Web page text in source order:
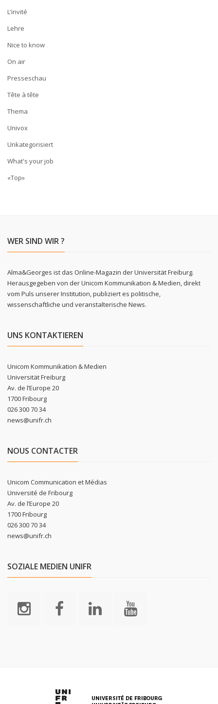
L’invité
Lehre
Nice to know
On air
Presseschau
Tête à tête
Thema
Univox
Unkategorisiert
What's your job
«Top»
WER SIND WIR ?
Alma&Georges ist das Online-Magazin der Universität Freiburg.
Herausgegeben von der Unicom Kommunikation & Medien, direkt
vom Puls unserer Institution, publiziert es politische,
wissenschaftliche und veranstalterische News.
UNS KONTAKTIEREN
Unicom Kommunikation & Medien
Universität Freiburg
Av. de l’Europe 20
1700 Fribourg
026 300 70 34
news@unifr.ch
NOUS CONTACTER
Unicom Communication et Médias
Université de Fribourg
Av. de l’Europe 20
1700 Fribourg
026 300 70 34
news@unifr.ch
SOZIALE MEDIEN UNIFR